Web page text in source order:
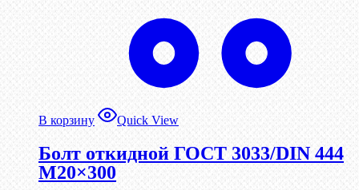
В корзину Quick View
Болт откидной ГОСТ 3033/DIN 444
М20×300